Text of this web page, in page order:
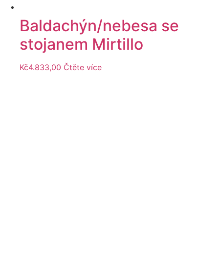
Baldachýn/nebesa se
stojanem Mirtillo
Kč4.833,00 Čtěte více